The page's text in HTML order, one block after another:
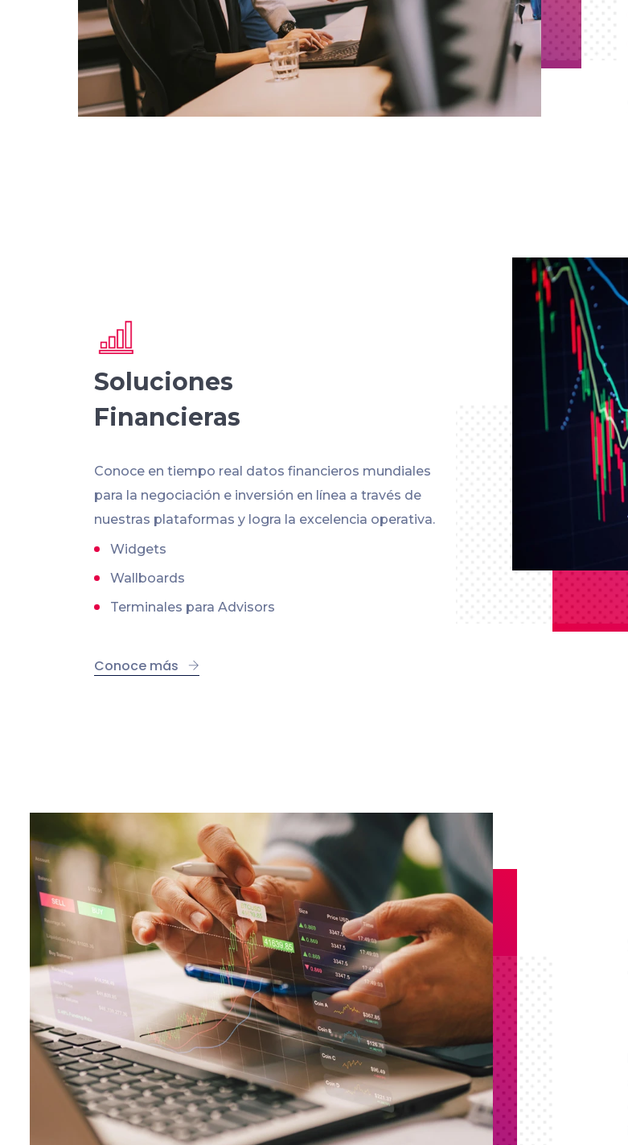
Soluciones
Financieras
Conoce en tiempo real datos financieros mundiales
para la negociación e inversión en línea a través de
nuestras plataformas y logra la excelencia operativa.
Widgets
Wallboards
Terminales para Advisors
Conoce más